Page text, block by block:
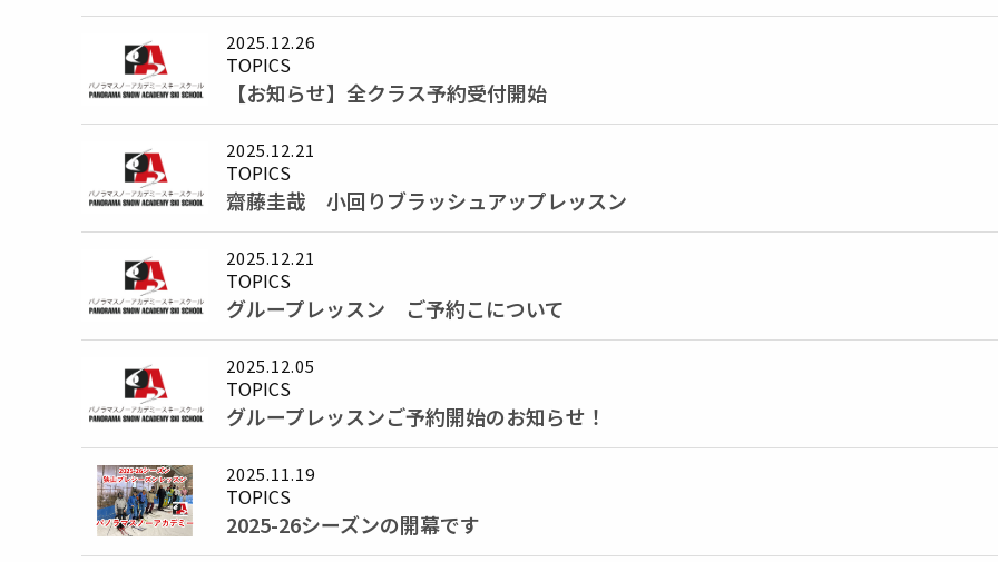
2025.12.26
TOPICS
【お知らせ】全クラス予約受付開始
2025.12.21
TOPICS
齋藤圭哉 小回りブラッシュアップレッスン
2025.12.21
TOPICS
グループレッスン ご予約こについて
2025.12.05
TOPICS
グループレッスンご予約開始のお知らせ！
2025.11.19
TOPICS
2025-26シーズンの開幕です